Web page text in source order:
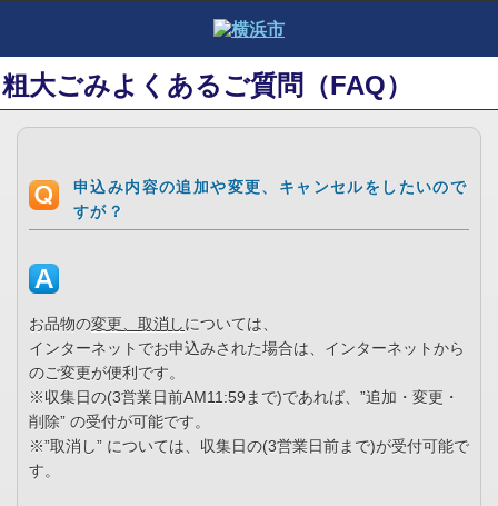
粗大ごみよくあるご質問（FAQ）
申込み内容の追加や変更、キャンセルをしたいので
すが？
お品物の変更、取消しについては、
インターネットでお申込みされた場合は、インターネットから
のご変更が便利です。
※収集日の(3営業日前AM11:59まで)であれば、”追加・変更・
削除” の受付が可能です。
※”取消し” については、収集日の(3営業日前まで)が受付可能で
す。